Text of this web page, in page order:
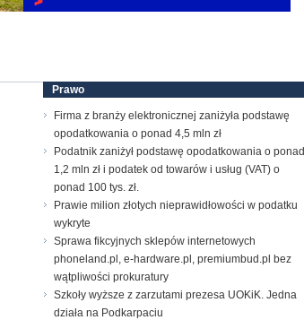
Prawo
Firma z branży elektronicznej zaniżyła podstawę
opodatkowania o ponad 4,5 mln zł
Podatnik zaniżył podstawę opodatkowania o ponad
1,2 mln zł i podatek od towarów i usług (VAT) o
ponad 100 tys. zł.
Prawie milion złotych nieprawidłowości w podatku
wykryte
Sprawa fikcyjnych sklepów internetowych
phoneland.pl, e-hardware.pl, premiumbud.pl bez
wątpliwości prokuratury
Szkoły wyższe z zarzutami prezesa UOKiK. Jedna
działa na Podkarpaciu